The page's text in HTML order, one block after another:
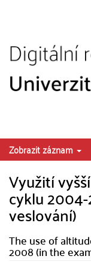
Zobrazit záznam
Využití
cyklu
veslování)
The use of
2008 (in the